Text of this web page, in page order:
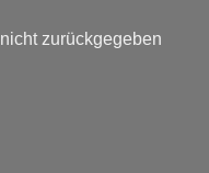
zurückgegeben